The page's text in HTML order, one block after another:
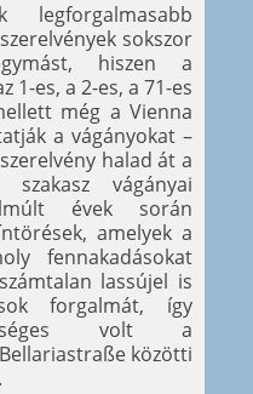
sokszor
hiszen a
1-es, a 2-es, a 71-es
még a Vienna
a vágányokat –
halad át a
vágányai
évek során
amelyek a
fennakadásokat
lassújel is
forgalmát, így
volt a
közötti